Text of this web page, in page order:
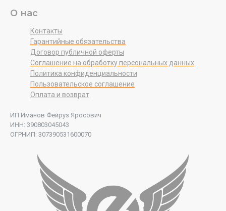
О нас
Контакты
Гарантийные обязательства
Договор публичной оферты
Соглашение на обработку персональных данных
Политика конфиденциальности
Пользовательское соглашение
Оплата и возврат
ИП Иманов Фейруз Яросович
ИНН: 390803045043
ОГРНИП: 307390531600070